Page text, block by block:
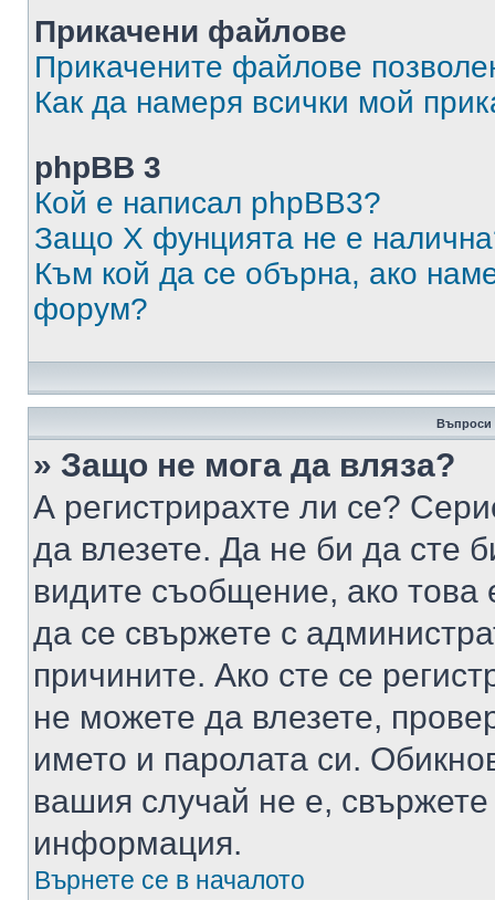
Прикачени файлове
Прикачените файлове
Как да намеря всички мой
phpBB 3
Кой е написал phpBB3?
Защо X фунцията не е
Към кой да се обърна, ако
форум?
Въпроси
» Защо не мога да вляза?
А регистрирахте ли се?
да влезете. Да не би да сте
видите съобщение, ако това
да се свържете с
причините. Ако сте се
не можете да влезете,
името и паролата си.
вашия случай не е,
информация.
Върнете се в началото